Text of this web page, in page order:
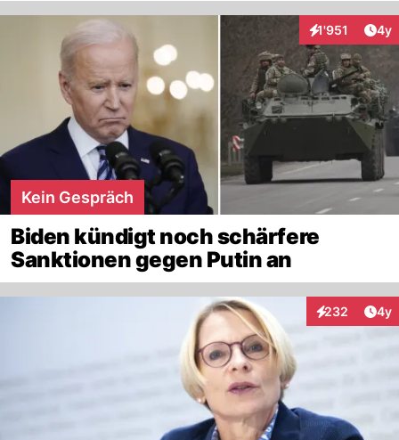
1'951
Interaktionen4y
Kein Gespräch
Biden kündigt noch schärfere
Sanktionen gegen Putin an
232
Interaktionen
4y